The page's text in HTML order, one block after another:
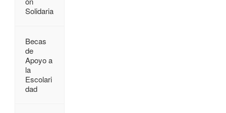
Solidaria
Becas
de
Apoyo a
la
Escolari
dad